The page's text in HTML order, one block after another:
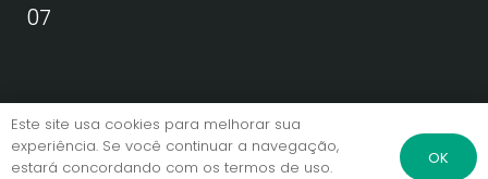
07
Política de Privacidade | Termos de Uso
Este site usa cookies para melhorar sua
experiência. Se você continuar a navegação,
estará concordando com os termos de uso.
OK